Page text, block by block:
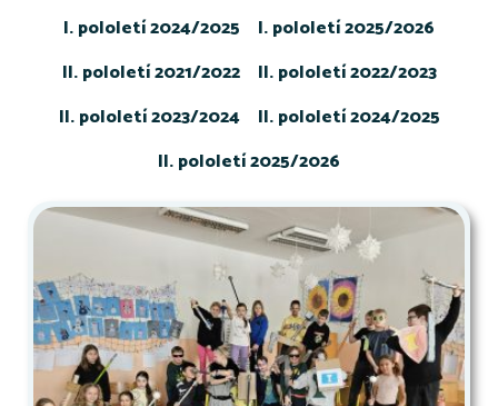
I. pololetí 2024/2025
I. pololetí 2025/2026
II. pololetí 2021/2022
II. pololetí 2022/2023
II. pololetí 2023/2024
II. pololetí 2024/2025
II. pololetí 2025/2026